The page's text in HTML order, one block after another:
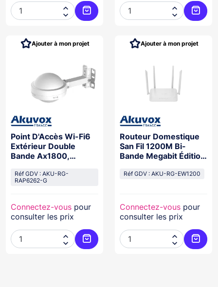


Ajouter au panier


Point D'Accès Wi-Fi6
Extérieur Double
Bande Ax1800,
Réf GDV : AKU-RG-
RAP6262-G
Connectez-vous pour
consulter les prix


Ajouter au panier
Ajouter à mon projet
Routeur Domestique
San Fil 1200M Bi-
Bande Megabit Édition
Réf GDV : AKU-RG-EW1200
Connectez-vous pour
consulter les prix


Ajouter à mon projet